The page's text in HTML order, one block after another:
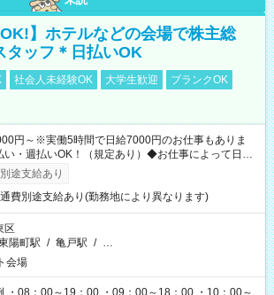
OK!】ホテルなどの会場で株主総
タッフ＊日払いOK
社会人未経験OK 大学生歓迎
ブランクOK
円～※実働5時間で日給7000円のお仕事もありま
・週払いOK！（規定あり）◆お仕事によって日給
す途支給あり
費別途支給あり(勤務地により異なります)
区
陽町駅 / 亀戸駅 / …
会場
・08：00～19：00 ・09：00～18：00 ・10：00～